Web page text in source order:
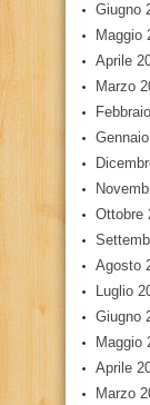
Giugno
Maggio
Aprile
Marzo
Ottobre
Agosto
Luglio
Giugno
Maggio
Aprile
Marzo